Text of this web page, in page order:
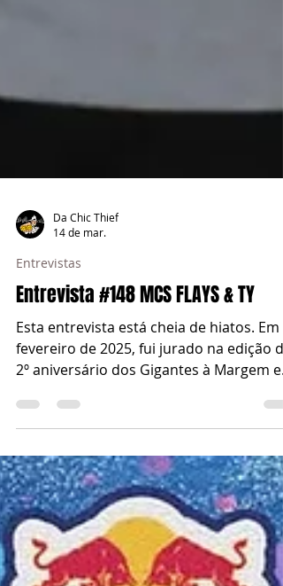
14 de mar.
Entrevistas
Entrevista #148 MCS FLAYS & TY
Esta entrevista está cheia de hiatos. Em
fevereiro de 2025, fui jurado na edição do
2º aniversário dos Gigantes à Margem e
ofereci, como um dos prémios, uma
FLAYS e o TICOSO). O tempo foi passando
e, como eu moro na Margem, o FLAYS na
linha da Azambuja e o TICOSO na linha de
Sintra, foi difícil reunirmos os três. Em
março de 2025, na minha primeira
passagem pela Batalha da Tribo,